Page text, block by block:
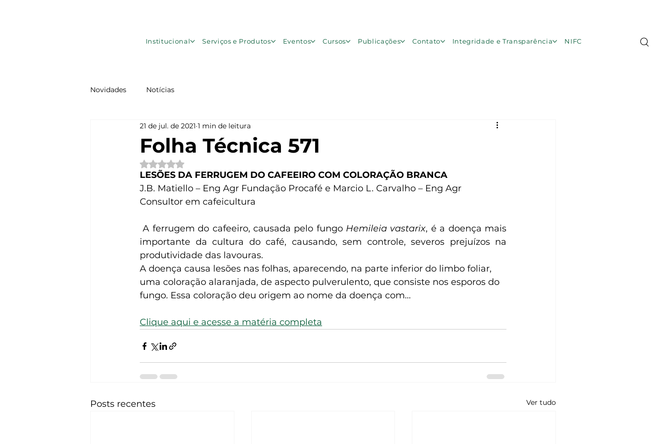
Institucional Serviços e Produtos Eventos Cursos Publicações Contato Integridade e Transparência NIFC
Novidades Notícias
Folha Técnica 571
21 de jul. de 2021 1 min de leitura
Avaliado com NaN de 5 estrelas.
LESÕES DA FERRUGEM DO CAFEEIRO COM COLORAÇÃO BRANCA
J.B. Matiello – Eng Agr Fundação Procafé e Marcio L. Carvalho – Eng Agr
Consultor em cafeicultura
A ferrugem do cafeeiro, causada pelo fungo Hemileia vastarix, é a doença mais
importante da cultura do café, causando, sem controle, severos prejuízos na
produtividade das lavouras.
A doença causa lesões nas folhas, aparecendo, na parte inferior do limbo foliar,
uma coloração alaranjada, de aspecto pulverulento, que consiste nos esporos do
fungo. Essa coloração deu origem ao nome da doença com...
Clique aqui e acesse a matéria completa
Posts recentes Ver tudo